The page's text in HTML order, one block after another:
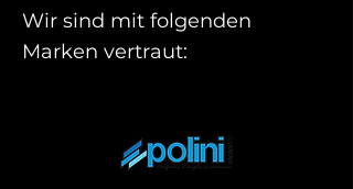
Wir sind mit folgenden
Marken vertraut: